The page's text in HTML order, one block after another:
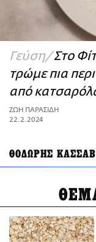
Γεύση Στο
τρώμε πια
από
ΖΩΗ ΠΑΡΑΣΙΔΗ
22.2.2024
ΘΟΔΩΡΗΣ